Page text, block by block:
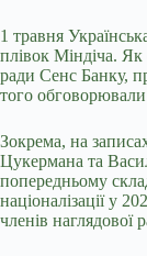
1 травня
плівок Міндіча.
ради Сенс Банку,
того
Зокрема, на
Цукермана та
попередньому
націоналізації у
членів наглядової